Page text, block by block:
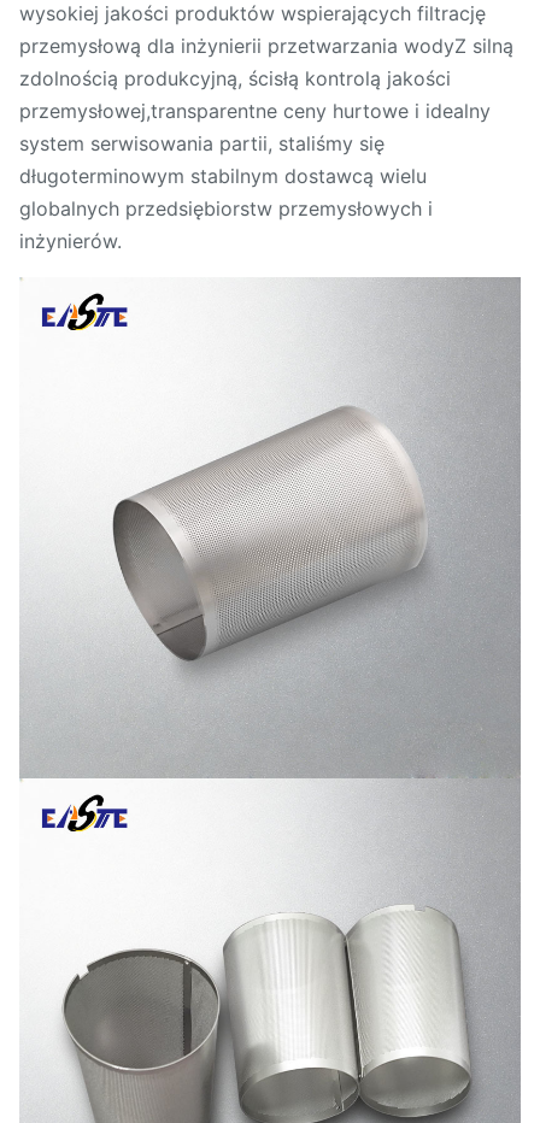
wysokiej jakości produktów wspierających filtrację
przemysłową dla inżynierii przetwarzania wodyZ silną
zdolnością produkcyjną, ścisłą kontrolą jakości
przemysłowej,transparentne ceny hurtowe i idealny
system serwisowania partii, staliśmy się
długoterminowym stabilnym dostawcą wielu
globalnych przedsiębiorstw przemysłowych i
inżynierów.